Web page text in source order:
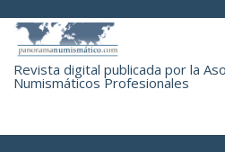
Revista digital publicada por la
Numismáticos Profesionales